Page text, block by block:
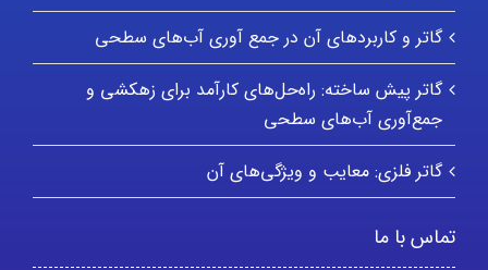
گاتر و کاربردهای آن در جمع آوری آب‌های سطحی
گاتر پیش ساخته: راه‌حل‌های کارآمد برای زهکشی و
جمع‌آوری آب‌های سطحی
گاتر فلزی: معایب و ویژگی‌های آن
تماس با ما